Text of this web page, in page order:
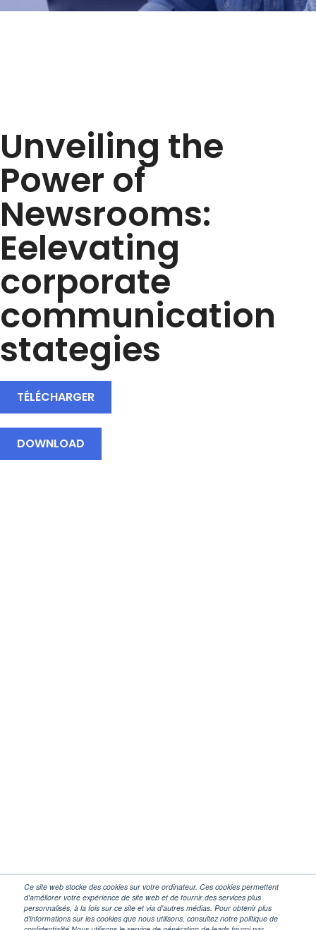
Ce site web stocke des cookies sur votre ordinateur. Ces cookies permettent
d'améliorer votre expérience de site web et de fournir des services plus
personnalisés, à la fois sur ce site et via d'autres médias. Pour obtenir plus
d'informations sur les cookies que nous utilisons, consultez notre politique de
Unveiling the
Power of
Newsrooms:
Eelevating
corporate
communication
stategies
TÉLÉCHARGER
DOWNLOAD